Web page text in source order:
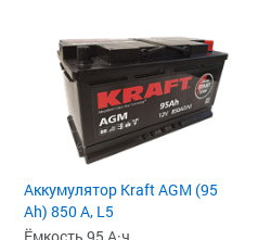
Аккумулятор Kraft AGM (95
Ah) 850 А, L5